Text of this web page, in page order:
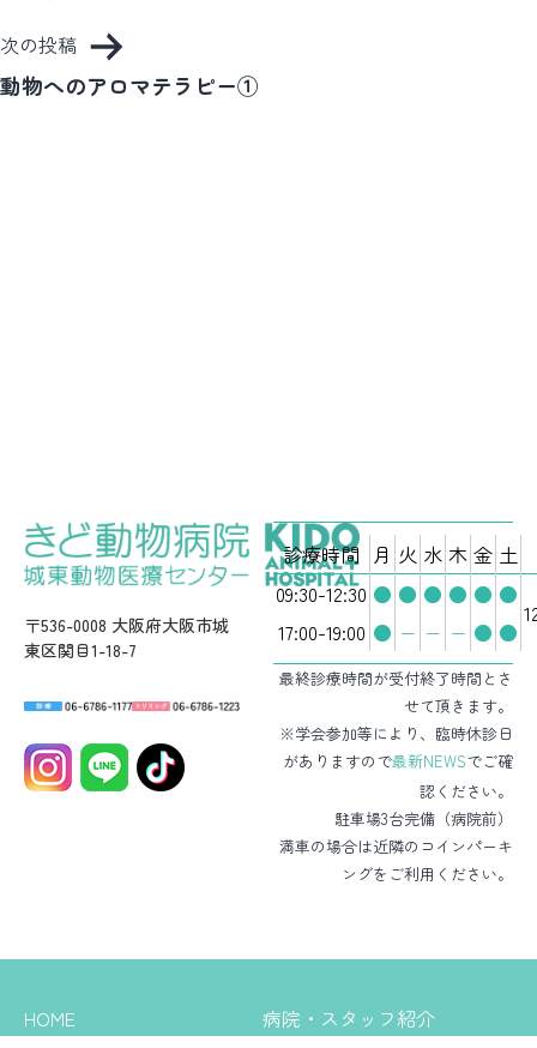
ビ
ゲ
次の投稿
動物へのアロマテラピー①
〒536-0008 大阪府大阪市城
東区関目1-18-7
診療時間 月 火 水 木 金 土
09:30-12:30 ● ● ● ● ● ●
17:00-19:00 ● − − − ● ●
最終診療時間が受付終了時間とさ
せて頂きます。
※学会参加等により、臨時休診日
がありますので最新NEWSでご確
認ください。
駐車場3台完備（病院前）
満車の場合は近隣のコインパーキ
ングをご利用ください。
HOME 病院・スタッフ紹介